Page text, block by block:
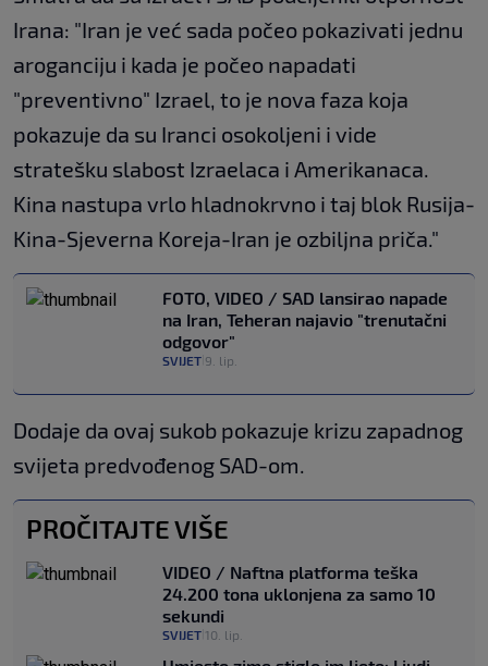
Irana: "Iran je već sada počeo pokazivati jednu
aroganciju i kada je počeo napadati
"preventivno" Izrael, to je nova faza koja
pokazuje da su Iranci osokoljeni i vide
stratešku slabost Izraelaca i Amerikanaca.
Kina nastupa vrlo hladnokrvno i taj blok Rusija-
Kina-Sjeverna Koreja-Iran je ozbiljna priča."
FOTO, VIDEO / SAD lansirao napade
na Iran, Teheran najavio "trenutačni
odgovor"
SVIJET 9. lip.
Dodaje da ovaj sukob pokazuje krizu zapadnog
svijeta predvođenog SAD-om.
PROČITAJTE VIŠE
VIDEO / Naftna platforma teška
24.200 tona uklonjena za samo 10
sekundi
SVIJET 10. lip.